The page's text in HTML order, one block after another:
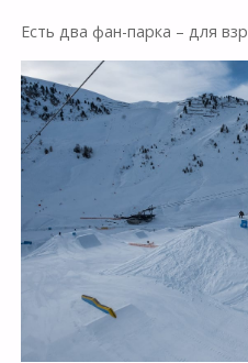
Есть два фан-парка – для